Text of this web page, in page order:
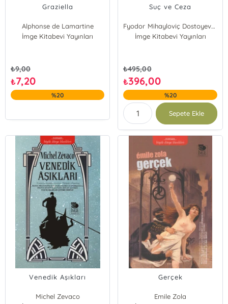
Graziella
Alphonse de Lamartine
İmge Kitabevi Yayınları
₺9,00
₺7,20
%20
Suç ve Ceza
Fyodor Mihayloviç Dostoyevski
İmge Kitabevi Yayınları
₺495,00
₺396,00
%20
Sepete Ekle
Venedik Aşıkları
Michel Zevaco
Gerçek
Emile Zola